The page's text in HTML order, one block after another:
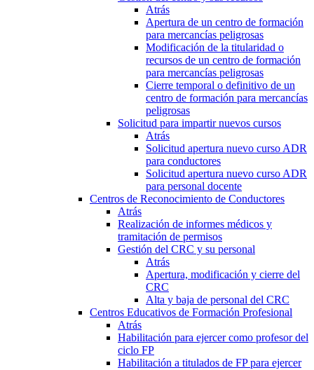
Atrás
Apertura de un centro de formación
para mercancías peligrosas
Modificación de la titularidad o
recursos de un centro de formación
para mercancías peligrosas
Cierre temporal o definitivo de un
centro de formación para mercancías
peligrosas
Solicitud para impartir nuevos cursos
Atrás
Solicitud apertura nuevo curso ADR
para conductores
Solicitud apertura nuevo curso ADR
para personal docente
Centros de Reconocimiento de Conductores
Atrás
Realización de informes médicos y
tramitación de permisos
Gestión del CRC y su personal
Atrás
Apertura, modificación y cierre del
CRC
Alta y baja de personal del CRC
Centros Educativos de Formación Profesional
Atrás
Habilitación para ejercer como profesor del
ciclo FP
Habilitación a titulados de FP para ejercer